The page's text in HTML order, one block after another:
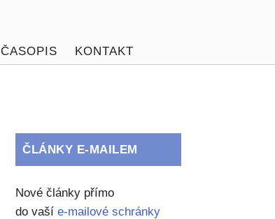
ČASOPIS KONTAKT
ČLÁNKY E-MAILEM
Nové články přímo
do vašíe-mailové schránky